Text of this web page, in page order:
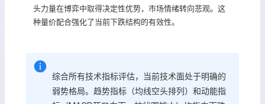
头力量在博弈中取得决定性优势，市场情绪转向悲观。这
种量价配合强化了当前下跌结构的有效性。
综合所有技术指标评估，当前技术面处于明确的
弱势格局。趋势指标（均线空头排列）和动能指